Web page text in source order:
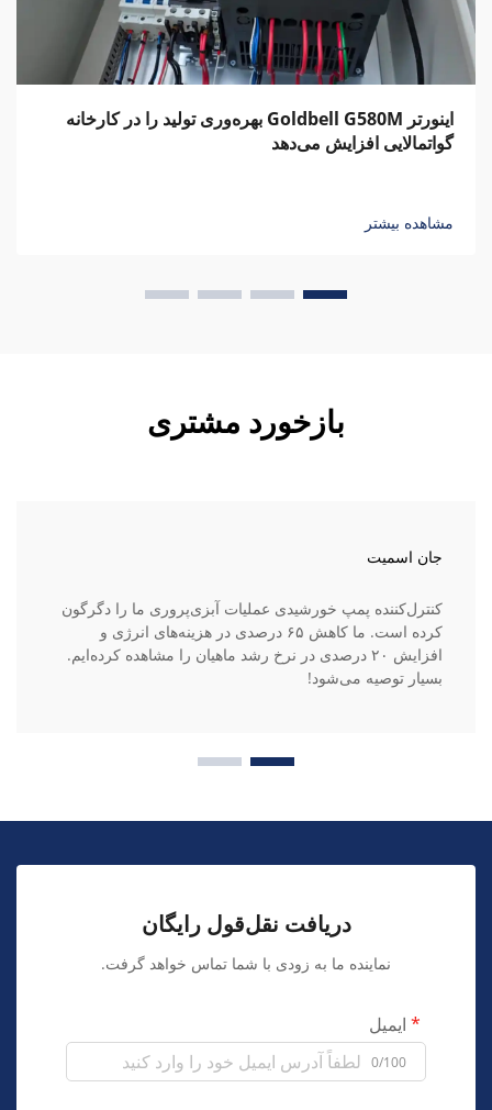
اینورتر Goldbell G580M بهره‌وری تولید را در کارخانه
گواتمالایی افزایش می‌دهد
مشاهده بیشتر
بازخورد مشتری
جان اسمیت
کنترل‌کننده پمپ خورشیدی عملیات آبزی‌پروری ما را دگرگون
کرده است. ما کاهش ۶۵ درصدی در هزینه‌های انرژی و
افزایش ۲۰ درصدی در نرخ رشد ماهیان را مشاهده کرده‌ایم.
بسیار توصیه می‌شود!
دریافت نقل‌قول رایگان
نماینده ما به زودی با شما تماس خواهد گرفت.
ایمیل
0/100